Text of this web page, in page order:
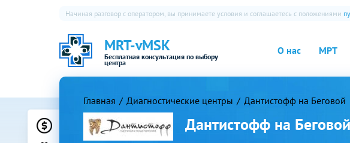
MRT-vMSK
Бесплатная консультация по выбору
центра
О нас МРТ
Начиная разговор с оператором, вы принимаете условия и соглашаетесь с положениями
Главная Диагностические центры Дантистофф на Беговой
Дантистофф на Беговой